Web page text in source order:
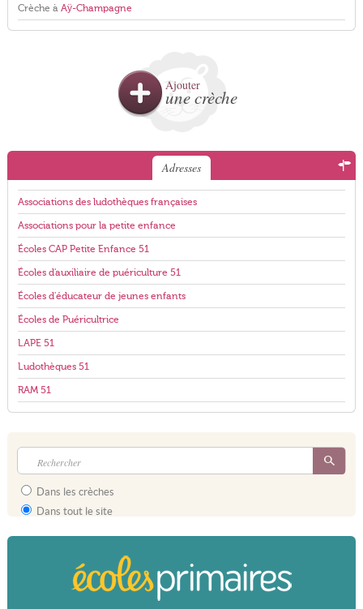
Crèche à Aÿ-Champagne
Ajouter
une crèche
Adresses
Associations des ludothèques françaises
Associations pour la petite enfance
Écoles CAP Petite Enfance 51
Écoles d'auxiliaire de puériculture 51
Écoles d'éducateur de jeunes enfants
Écoles de Puéricultrice
LAPE 51
Ludothèques 51
RAM 51
Dans les crèches
Dans tout le site